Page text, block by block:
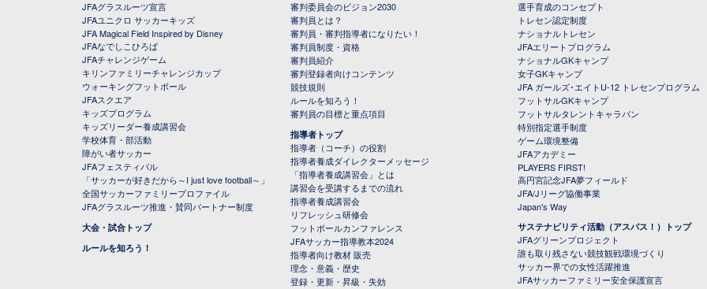
JFAグラスルーツ宣言
JFAユニクロ サッカーキッズ
JFA Magical Field Inspired by Disney
JFAなでしこひろば
JFAチャレンジゲーム
キリンファミリーチャレンジカップ
ウォーキングフットボール
JFAスクエア
キッズプログラム
キッズリーダー養成講習会
学校体育・部活動
障がい者サッカー
JFAフェスティバル
「サッカーが好きだから～I just love football～」
全国サッカーファミリープロファイル
JFAグラスルーツ推進・賛同パートナー制度
大会・試合トップ
ルールを知ろう！
審判委員会のビジョン2030
審判員とは？
審判員・審判指導者になりたい！
審判員制度・資格
審判員紹介
審判登録者向けコンテンツ
競技規則
ルールを知ろう！
審判員の目標と重点項目
指導者トップ
指導者（コーチ）の役割
指導者養成ダイレクターメッセージ
「指導者養成講習会」とは
講習会を受講するまでの流れ
指導者養成講習会
リフレッシュ研修会
フットボールカンファレンス
JFAサッカー指導教本2024
指導者向け教材 販売
理念・意義・歴史
登録・更新・昇級・失効
選手育成のコンセプト
トレセン認定制度
ナショナルトレセン
JFAエリートプログラム
ナショナルGKキャンプ
女子GKキャンプ
JFA ガールズ･エイトU-12 トレセンプログラム
フットサルGKキャンプ
フットサルタレントキャラバン
特別指定選手制度
ゲーム環境整備
JFAアカデミー
PLAYERS FIRST!
高円宮記念JFA夢フィールド
JFA/Jリーグ協働事業
Japan's Way
サステナビリティ活動（アスパス！）トップ
JFAグリーンプロジェクト
誰も取り残さない競技観戦環境づくり
サッカー界での女性活躍推進
JFAサッカーファミリー安全保護宣言